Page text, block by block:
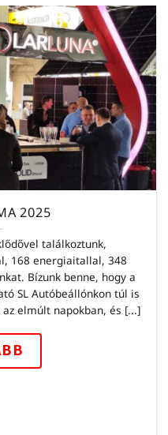
2025
találkoztunk,
168 energiaitallal, 348
Bízunk benne, hogy a
SL Autóbeállónkon túl is
elmúlt napokban, és [...]